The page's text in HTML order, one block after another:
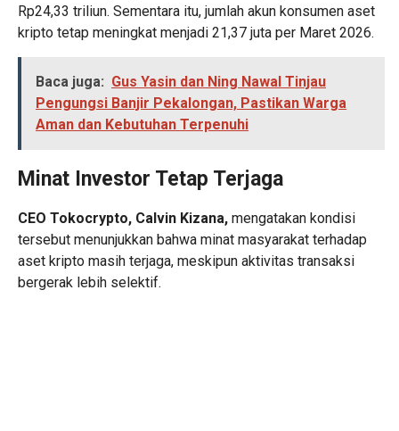
Rp24,33 triliun. Sementara itu, jumlah akun konsumen aset
kripto tetap meningkat menjadi 21,37 juta per Maret 2026.
Baca juga: Gus Yasin dan Ning Nawal Tinjau
Pengungsi Banjir Pekalongan, Pastikan Warga
Aman dan Kebutuhan Terpenuhi
Minat Investor Tetap Terjaga
CEO Tokocrypto, Calvin Kizana, mengatakan kondisi
tersebut menunjukkan bahwa minat masyarakat terhadap
aset kripto masih terjaga, meskipun aktivitas transaksi
bergerak lebih selektif.